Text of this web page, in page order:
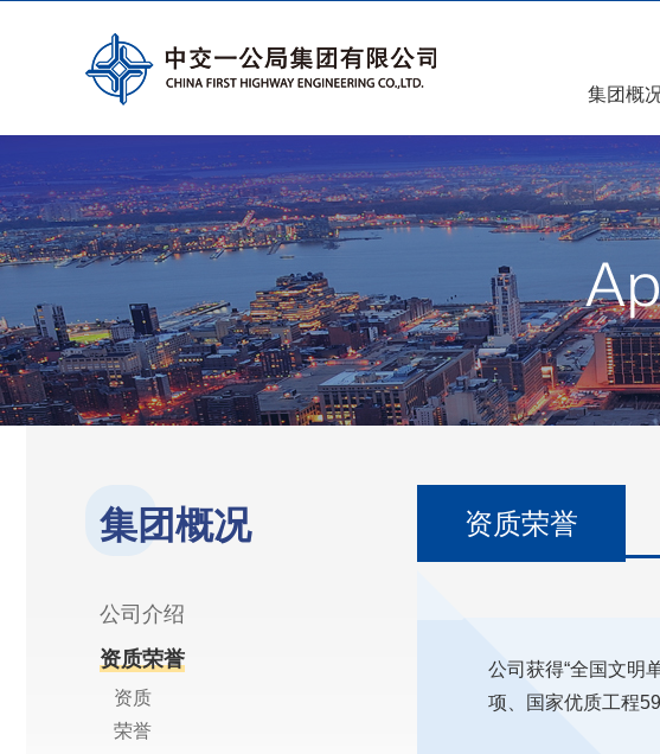
集团概
集团概况
公司介绍
资质荣誉
资质
荣誉
资质荣誉
公司获得“全国文明
项、国家优质工程